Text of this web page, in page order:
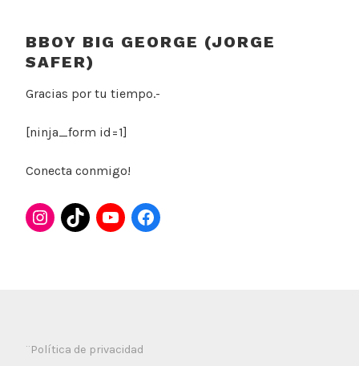
BBOY BIG GEORGE (JORGE
SAFER)
Gracias por tu tiempo.-
[ninja_form id=1]
Conecta conmigo!
¨Política de privacidad